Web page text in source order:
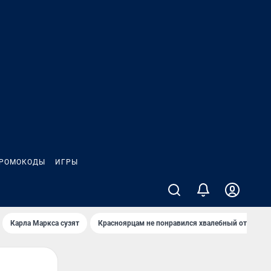
ИГРЫ
Карла Маркса сузят Красноярцам не понравился хвалебный отзыв о